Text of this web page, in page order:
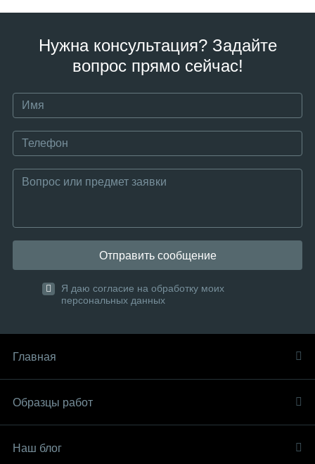
Нужна консультация? Задайте
вопрос прямо сейчас!
Отправить сообщение
Я даю согласие на обработку моих
персональных данных
Главная
Образцы работ
Наш блог